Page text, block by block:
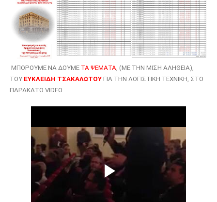
ΜΠΟΡΟΥΜΕ ΝΑ ΔΟΥΜΕ ΤΑ ΨΕΜΑΤΑ, (ΜΕ ΤΗΝ ΜΙΣΗ ΑΛΗΘΕΙΑ),
ΤΟΥ ΕΥΚΛΕΙΔΗ ΤΣΑΚΑΛΩΤΟΥ ΓΙΑ ΤΗΝ ΛΟΓΙΣΤΙΚΗ ΤΕΧΝΙΚΗ, ΣΤΟ
ΠΑΡΑΚΑΤΩ VIDEO.